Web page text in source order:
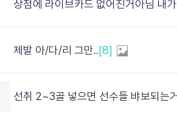
상점에 라이브카드 없어진거아님 내가찾았음 참고하셈
제발 아/다/리 그만..[8]
선취 2~3골 넣으면 선수들 뱌보되는거 보정증거아